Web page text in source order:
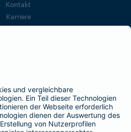
Kontakt
Karriere
der BarmeniaGothaer
SEITEN